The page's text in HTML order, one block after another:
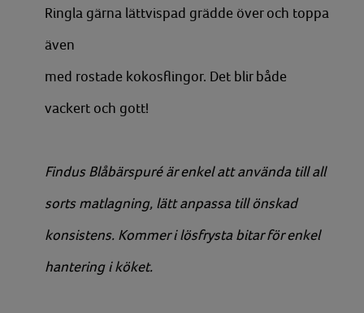
Ringla gärna lättvispad grädde över och toppa
även
med rostade kokosflingor. Det blir både
vackert och gott!
Findus Blåbärspuré är enkel att använda till all
sorts matlagning, lätt anpassa till önskad
konsistens. Kommer i lösfrysta bitar för enkel
hantering i köket.